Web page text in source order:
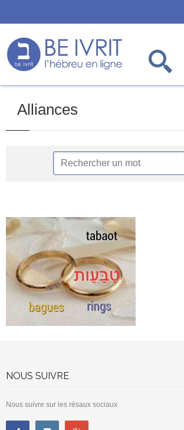
Alliances
NOUS SUIVRE
Nous suivre sur les résaux sociaux